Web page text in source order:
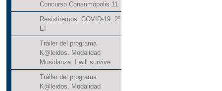
Concurso Consumópolis 11
Resistiremos. COVID-19. 2º
EI
Tráiler del programa
K@leidos. Modalidad
Musidanza. I will survive.
Tráiler del programa
K@leidos. Modalidad